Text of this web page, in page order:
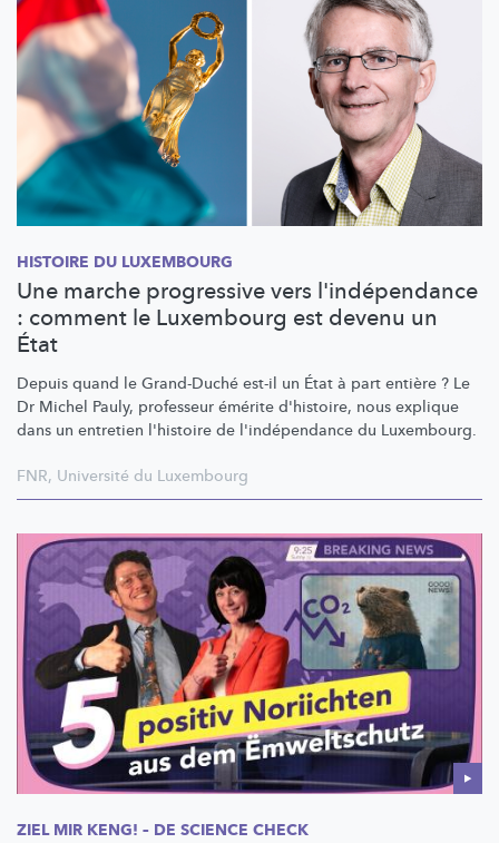
HISTOIRE DU LUXEMBOURG
Une marche progressive vers l'indépendance
: comment le Luxembourg est devenu un
État
Depuis quand le Grand-Duché est-il un État à part entière ? Le
Dr Michel Pauly, professeur émérite d'histoire, nous explique
dans un entretien l'histoire de l'indépendance du Luxembourg.
FNR, Université du Luxembourg
ZIEL MIR KENG! – DE SCIENCE CHECK